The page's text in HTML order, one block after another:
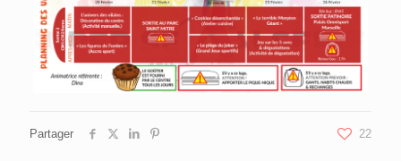
Partager 22